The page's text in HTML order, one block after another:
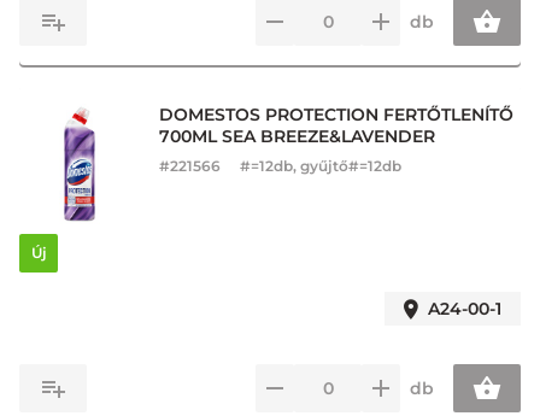
db
DOMESTOS PROTECTION FERTŐTLENÍTŐ
700ML SEA BREEZE&LAVENDER
#221566 #=12db, gyűjtő#=12db
Új
A24-00-1
db